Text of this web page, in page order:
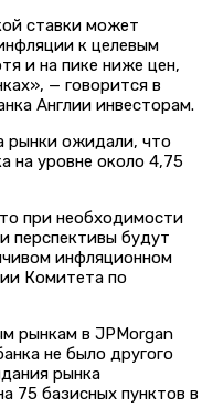
ставки может
к целевым
и на пике ниже цен,
— говорится в
Англии инвесторам.
рынки ожидали, что
на уровне около 4,75
при необходимости
перспективы будут
инфляционном
Комитета по
рынкам в JPMorgan
не было другого
рынка
75 базисных пунктов в